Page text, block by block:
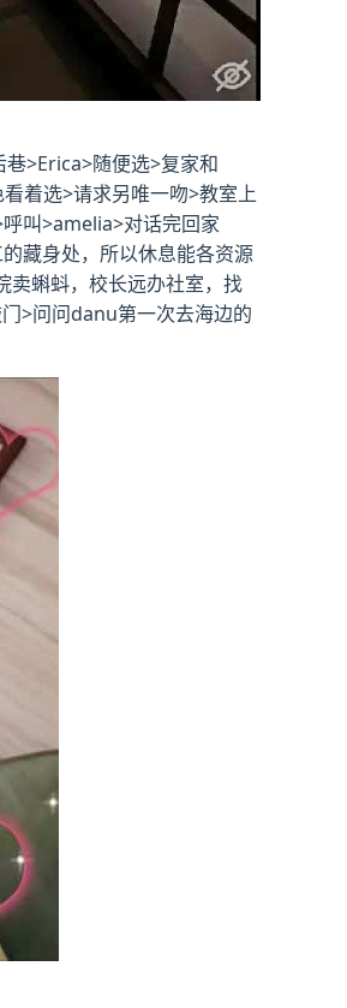
>Erica>随便选>复家和
着选>请求另唯一吻>教室上
叫>amelia>对话完回家
藏身处，所以休息能各资源
卖蝌蚪，校长远办社室，找
>问问danu第一次去海边的